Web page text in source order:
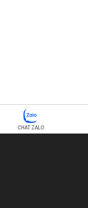
CHAT ZALO